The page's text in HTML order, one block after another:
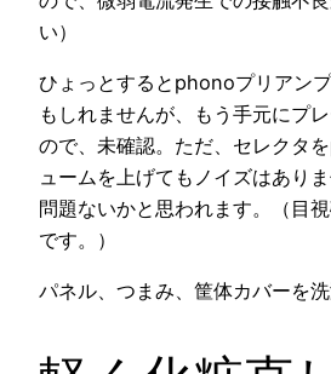
い）
ひょっとするとphonoプリアン
もしれませんが、もう手元にプ
ので、未確認。ただ、セレクタ
ュームを上げてもノイズはあり
問題ないかと思われます。（目
です。）
パネル、つまみ、筐体カバーを洗